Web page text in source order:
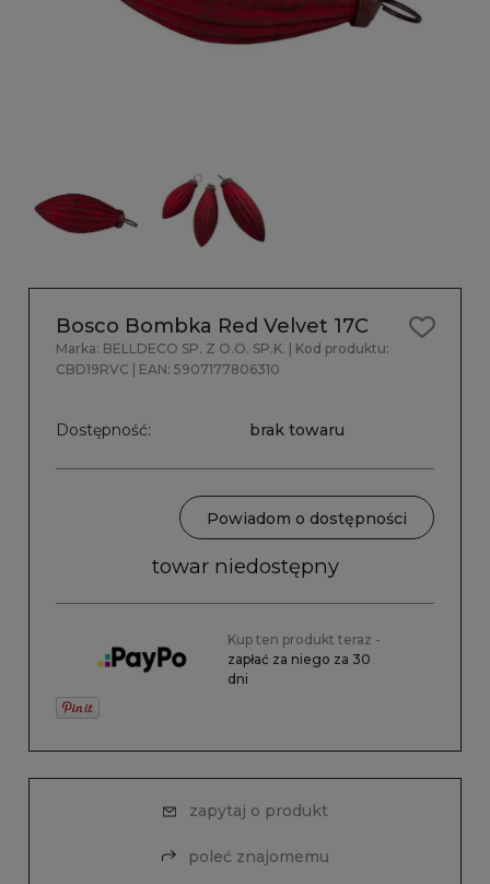
Bosco Bombka Red Velvet 17C
Marka: BELLDECO SP. Z O.O. SP.K.
| Kod produktu:
CBD19RVC
| EAN: 5907177806310
Dostępność: brak towaru
Powiadom o dostępności
towar niedostępny
Kup ten produkt teraz -
zapłać za niego za 30
dni
zapytaj o produkt
poleć znajomemu